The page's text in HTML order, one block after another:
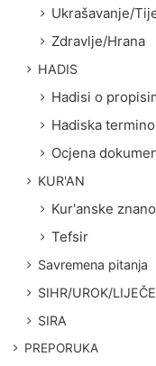
Ukrašavanje/
Zdravlje/Hrana
HADIS
Hadisi o
Hadiska
Ocjena
KUR'AN
Kur'anske
Tefsir
Savremena pitanja
SIHR/UROK/
SIRA
PREPORUKA